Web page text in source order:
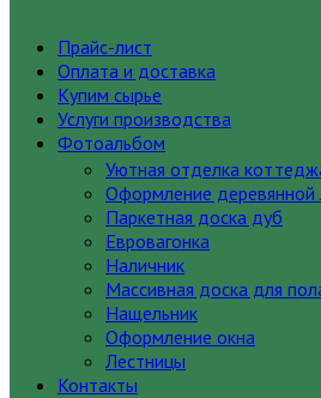
Прайс-лист
Оплата и доставка
Купим сырье
Услуги производства
Фотоальбом
Уютная отделка
Оформление деревянной
Паркетная доска дуб
Евровагонка
Наличник
Массивная доска для
Нащельник
Оформление окна
Лестницы
Контакты